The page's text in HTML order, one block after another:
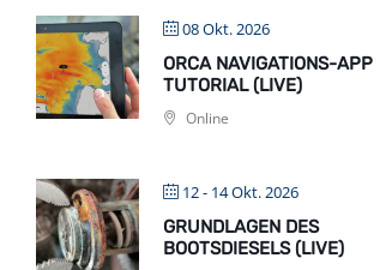
08 Okt. 2026
ORCA NAVIGATIONS-APP
TUTORIAL (LIVE)
Online
12 - 14 Okt. 2026
GRUNDLAGEN DES
BOOTSDIESELS (LIVE)